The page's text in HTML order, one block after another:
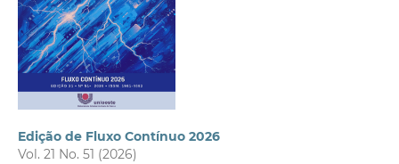
Edição de Fluxo Contínuo 2026
Vol. 21 No. 51 (2026)